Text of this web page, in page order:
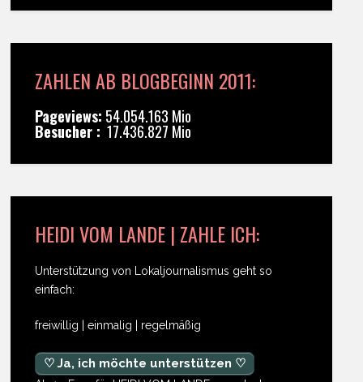
ZAHLEN AB BLOGBEGINN 2011:
Pageviews: 54.054.163 Mio
Besucher : 17.436.827 Mio
HEIDI VOM LANDE | ZAHLE ICH:
Unterstützung von Lokaljournalismus geht so
einfach:
freiwillig | einmalig | regelmäßig
♡ Ja, ich möchte unterstützen ♡